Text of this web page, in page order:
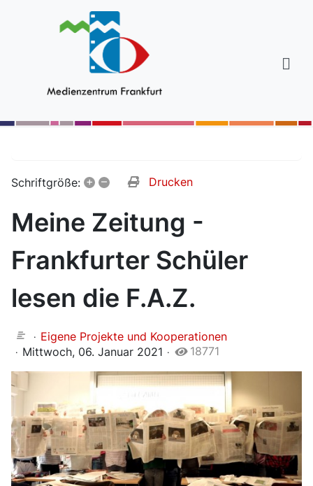
Schriftgröße: + – Drucken
Meine Zeitung -
Frankfurter Schüler
lesen die F.A.Z.
Eigene Projekte und Kooperationen
Mittwoch, 06. Januar 2021
18771